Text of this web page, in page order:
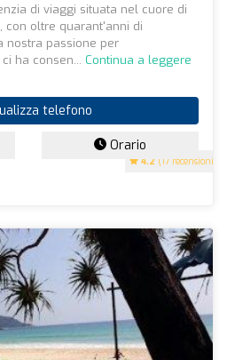
4.2 (17 recensioni)
di viaggi situata nel cuore di
con oltre quarant'anni di
nostra passione per
ha consen... Continua a leggere
telefono
Orario